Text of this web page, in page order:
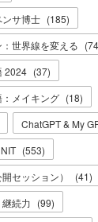
サ博士 (185)
世界線を変える (74
2024 (37)
メイキング (18)
ChatGPT & My
(553)
セッション）
(41)
続力 (99)